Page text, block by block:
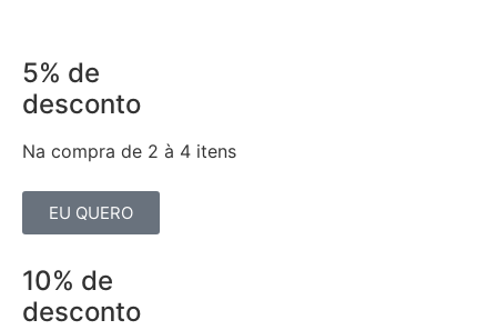
5% de
desconto
Na compra de 2 à 4 itens
EU QUERO
10% de
desconto